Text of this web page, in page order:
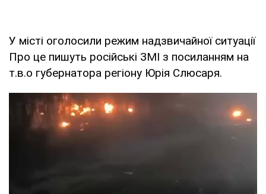
У місті оголосили режим надзвичайної ситуації
Про це пишуть російські ЗМІ з посиланням на
т.в.о губернатора регіону Юрія Слюсаря.